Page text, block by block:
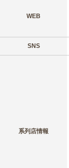
WEB
SNS
系列店情報